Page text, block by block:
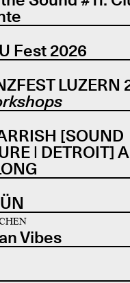
Fest 2026
LUZERN
[SOUND
| DETROIT]
Vibes